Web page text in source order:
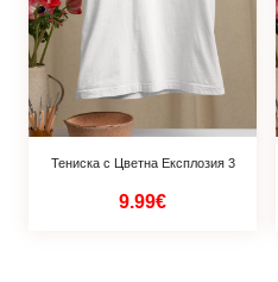
Тениска с Цветна Експлозия 3
9.99€